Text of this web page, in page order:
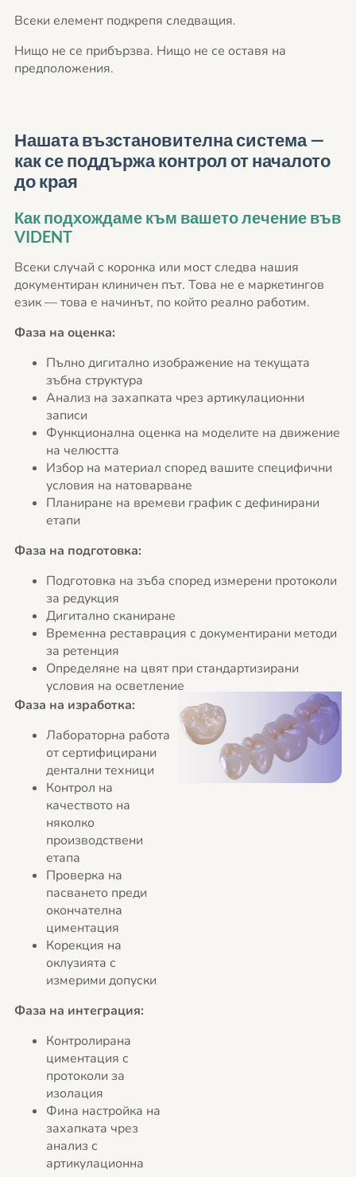
Всеки елемент подкрепя следващия.
Нищо не се прибързва. Нищо не се оставя на
предположения.
Нашата възстановителна система —
как се поддържа контрол от началото
до края
Как подхождаме към вашето лечение във
VIDENT
Всеки случай с коронка или мост следва нашия
документиран клиничен път. Това не е маркетингов
език — това е начинът, по който реално работим.
Фаза на оценка:
Пълно дигитално изображение на текущата
зъбна структура
Анализ на захапката чрез артикулационни
записи
Функционална оценка на моделите на движение
на челюстта
Избор на материал според вашите специфични
условия на натоварване
Планиране на времеви график с дефинирани
етапи
Фаза на подготовка:
Подготовка на зъба според измерени протоколи
за редукция
Дигитално сканиране
Временна реставрация с документирани методи
за ретенция
Определяне на цвят при стандартизирани
условия на осветление
Фаза на изработка:
Лабораторна работа
от сертифицирани
дентални техници
Контрол на
качеството на
няколко
производствени
етапа
Проверка на
пасването преди
окончателна
циментация
Корекция на
оклузията с
измерими допуски
Фаза на интеграция:
Контролирана
циментация с
протоколи за
изолация
Фина настройка на
захапката чрез
анализ с
артикулационна